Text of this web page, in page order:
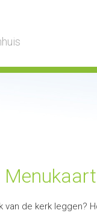
Menukaart
van de kerk leggen?